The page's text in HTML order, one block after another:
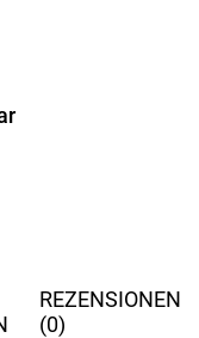
REZENSIONEN
(0)